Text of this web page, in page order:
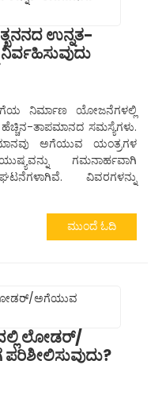
ಉನ್ನತ-
ನಿರ್ಮಾಣ ಯೋಜನೆಗಳಲ್ಲಿ
ಹೆಚ್ಚಿನ-ತಾಪಮಾನದ ಸಮಸ್ಯೆಗಳು.
ಅಗೆಯುವ ಯಂತ್ರಗಳ
ಗಮನಾರ್ಹವಾಗಿ
ವಿವರಗಳನ್ನು
ಮುಂದೆ ಓದಿ
ಲೋಡರ್/